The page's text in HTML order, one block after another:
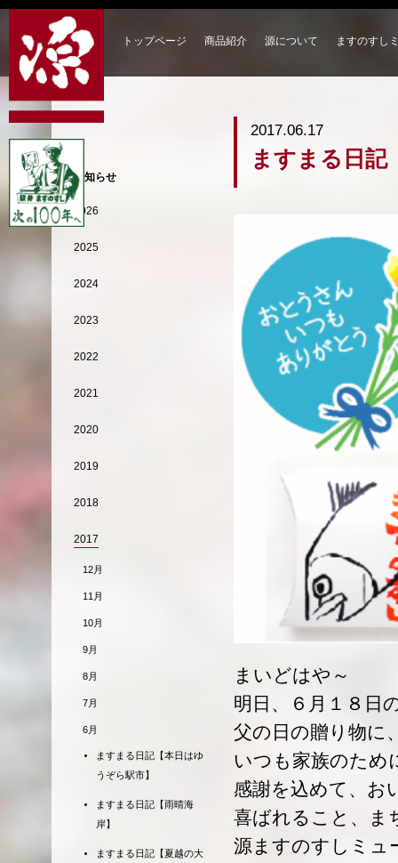
トップページ 商品紹介 源について ますのすし
2017.06.17
ますまる日記
まいどはや～
明日、６月１８日
父の日の贈り物に
いつも家族のため
感謝を込めて、お
喜ばれること、ま
源ますのすしミュ
お知らせ
2026
2025
2024
2023
2022
2021
2020
2019
2018
2017
12月
11月
10月
9月
8月
7月
6月
ますまる日記【本日はゆ
うぞら駅市】
ますまる日記【雨晴海
岸】
ますまる日記【夏越の大